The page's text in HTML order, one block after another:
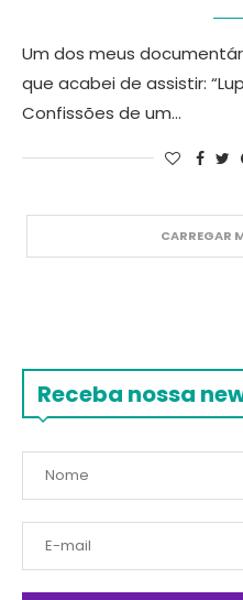
Um dos meus
que acabei de assistir:
Confissões de um…
CARREGAR
Receba nossa